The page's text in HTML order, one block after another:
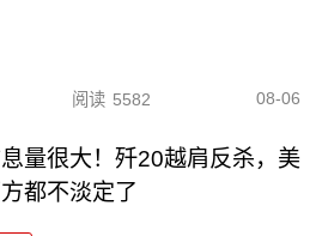
阅读 5582 08-06
量很大！歼20越肩反杀，美
都不淡定了